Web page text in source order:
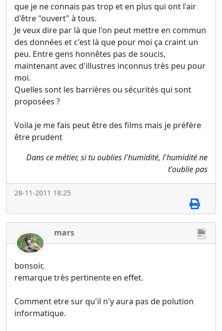
que je ne connais pas trop et en plus qui ont l'air
d'être "ouvert" à tous.
Je veux dire par là que l'on peut mettre en commun
des données et c'est là que pour moi ça craint un
peu. Entre gens honnêtes pas de soucis,
maintenant avec d'illustres inconnus très peu pour
moi.
Quelles sont les barrières ou sécurités qui sont
proposées ?
Voila je me fais peut être des films mais je préfère
être prudent
Dans ce métier, si tu oublies l'humidité, l'humidité ne
t'oublie pas
28-11-2011 18:25
mars
bonsoir,
remarque très pertinente en effet.
Comment etre sur qu'il n'y aura pas de polution
informatique.